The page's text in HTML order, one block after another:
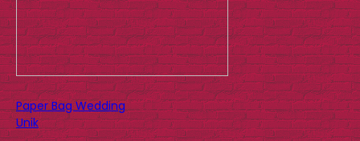
Paper Bag Wedding
Unik